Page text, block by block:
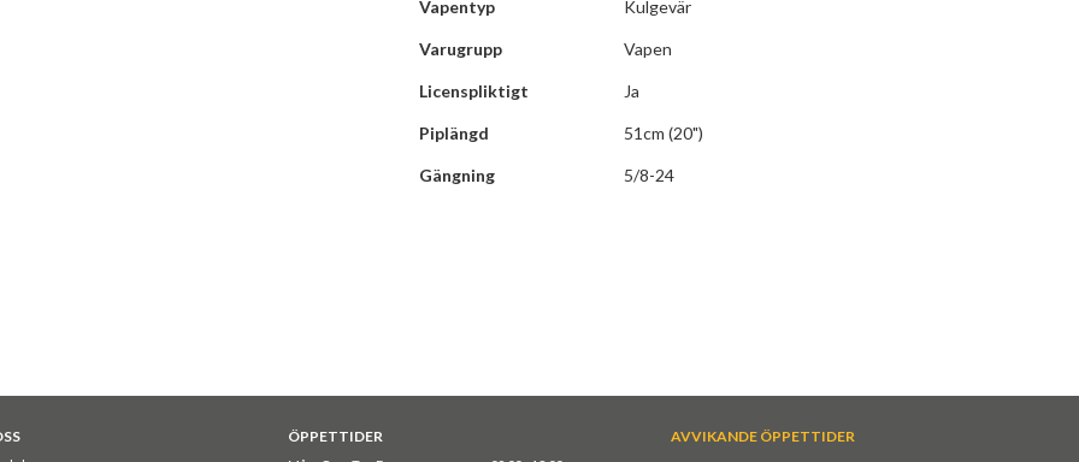
Vapentyp Kulgevär
Varugrupp Vapen
Licenspliktigt Ja
Piplängd 51cm (20")
Gängning 5/8-24
ÖPPETTIDER AVVIKANDE ÖPPETTIDER